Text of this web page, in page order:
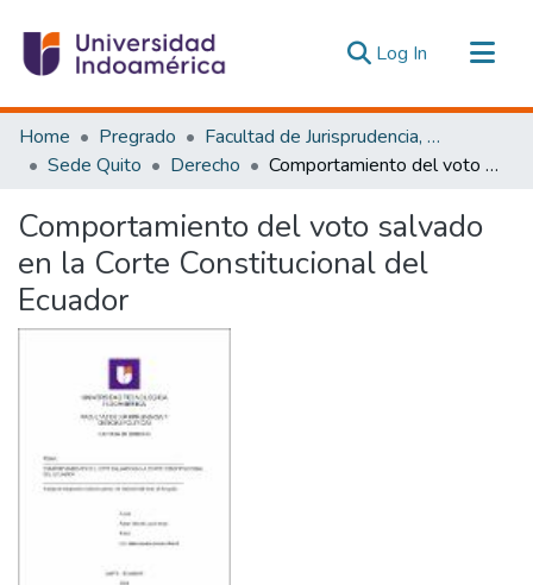
Log In (current)
Communities & Collections
All of DSpace
Estadísticas Externas
Home Pregrado
Facultad de Jurisprudencia, Ciencias Políticas y Económicas
Sede Quito
Derecho Comportamiento del voto salvado en la Corte Constitucional del Ecuador
Comportamiento del voto salvado
en la Corte Constitucional del
Ecuador